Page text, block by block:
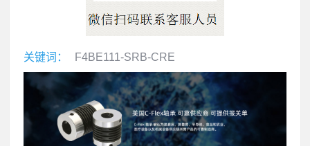
关键词： F4BE111-SRB-CRE